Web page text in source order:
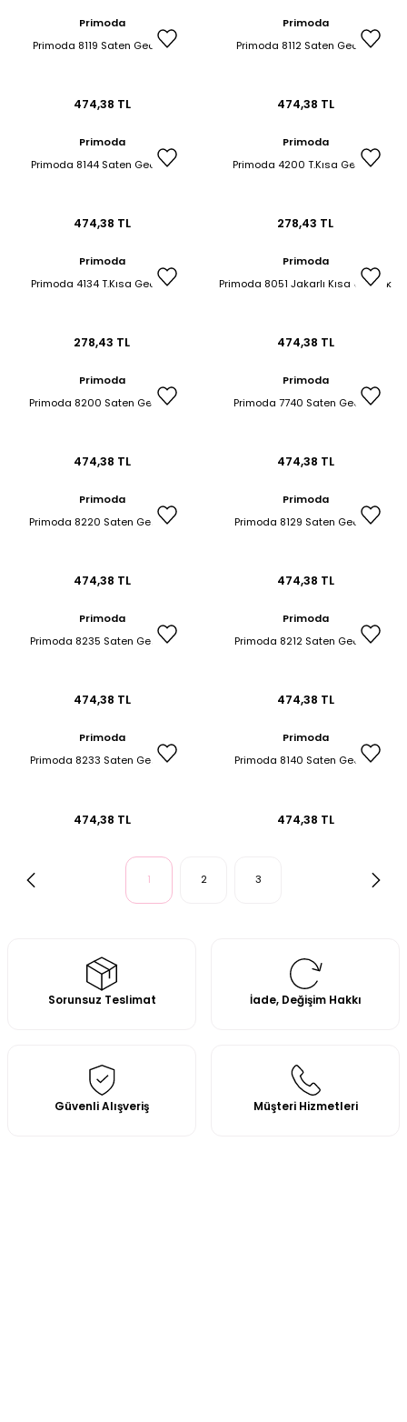
Primoda
Primoda 8119 Saten Gecelik
474,38 TL
Primoda
Primoda 8112 Saten Gecelik
474,38 TL
Primoda
Primoda 8144 Saten Gecelik
474,38 TL
Primoda
Primoda 4200 T.Kısa Gecelik
278,43 TL
Primoda
Primoda 4134 T.Kısa Gecelik
278,43 TL
Primoda
Primoda 8051 Jakarlı Kısa Gecelik
474,38 TL
Primoda
Primoda 8200 Saten Gecelik
474,38 TL
Primoda
Primoda 7740 Saten Gecelik
474,38 TL
Primoda
Primoda 8220 Saten Gecelik
474,38 TL
Primoda
Primoda 8129 Saten Gecelik
474,38 TL
Primoda
Primoda 8235 Saten Gecelik
474,38 TL
Primoda
Primoda 8212 Saten Gecelik
474,38 TL
Primoda
Primoda 8233 Saten Gecelik
474,38 TL
Primoda
Primoda 8140 Saten Gecelik
474,38 TL
1 2 3
Sorunsuz Teslimat İade, Değişim Hakkı
Güvenli Alışveriş Müşteri Hizmetleri